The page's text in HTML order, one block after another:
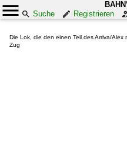
BAHN
Suche
Registrieren
Die Lok, die den einen Teil des Arriva/
Zug